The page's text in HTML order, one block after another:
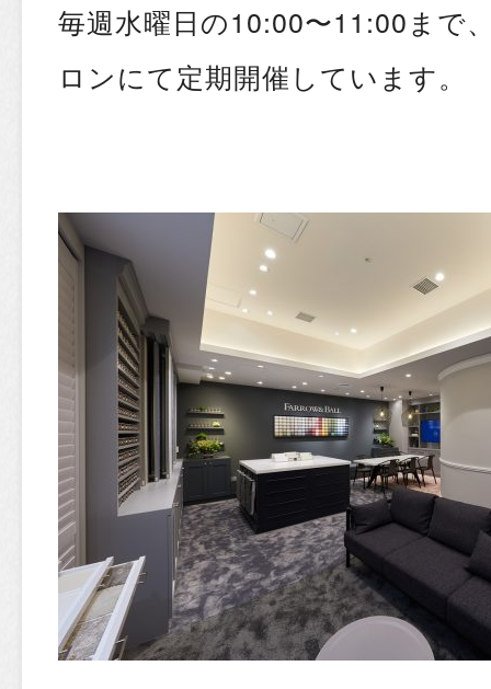
毎週水曜日の10:00〜11:00まで
ロンにて定期開催しています。